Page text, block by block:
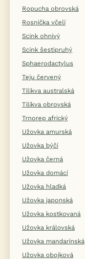
Ropucha obrovská
Rosnička včelí
Scink ohnivý
Scink šestipruhý
Sphaerodactylus
Teju červený
Tilikva australská
Tilikva obrovská
Trnorep africký
Užovka amurská
Užovka býčí
Užovka černá
Užovka domácí
Užovka hladká
Užovka japonská
Užovka kostkovaná
Užovka královská
Užovka mandarínská
Užovka obojková